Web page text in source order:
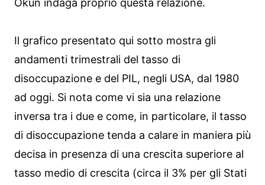
Okun indaga proprio questa relazione.
Il grafico presentato qui sotto mostra gli
andamenti trimestrali del tasso di
disoccupazione e del PIL, negli USA, dal 1980
ad oggi. Si nota come vi sia una relazione
inversa tra i due e come, in particolare, il tasso
di disoccupazione tenda a calare in maniera più
decisa in presenza di una crescita superiore al
tasso medio di crescita (circa il 3% per gli Stati